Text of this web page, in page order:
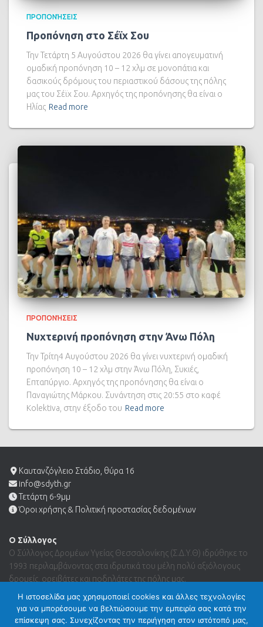
ΠΡΟΠΟΝΉΣΕΙΣ
Προπόνηση στο Σέϊχ Σου
Την Τετάρτη 5 Αυγούστου 2026 θα γίνει απογευματινή
ομαδική προπόνηση 10 – 12 χλμ σε μονοπάτια και
δασικούς δρόμους του περιαστικού δάσους της πόλης
μας του Σέϊχ Σου. Αρχηγός της προπόνησης θα είναι ο
Ηλίας Read more
ΠΡΟΠΟΝΉΣΕΙΣ
Νυχτερινή προπόνηση στην Άνω Πόλη
Την Τρίτη4 Αυγούστου 2026 θα γίνει νυχτερινή ομαδική
προπόνηση 10 – 12 χλμ στην Άνω Πόλη, Συκιές,
Επταπύργιο. Αρχηγός της προπόνησης θα είναι ο
Παναγιώτης Μάρκου. Συνάντηση στις 20:55 στο καφέ
Kolektiva, στην έξοδο του Read more
Καυτανζόγλειο Στάδιο, θύρα 16
info@sdyth.gr
Τετάρτη 6-9μμ
Όροι χρήσης & Πολιτική προστασίας δεδομένων
Ο Σύλλογος
Ο Σύλλογος Δρομέων Υγείας Θεσσαλονίκης (Σ.Δ.Υ.Θ) ιδρύθηκε το
1993 περιλαμβάνοντας στα ιδρυτικά του μέλη πολύ αξιόλογους
δρομείς, ορειβάτες και ποδηλάτες της πόλης μας.
Search …
Η ιστοσελίδα μας χρησιμοποιεί cookies και άλλες τεχνολογίες
για να μπορέσουμε να βελτιώσουμε την εμπειρία σας κατά την
επίσκεψη σας. Συνεχίζοντας την περιήγηση στον ιστότοπό μας,